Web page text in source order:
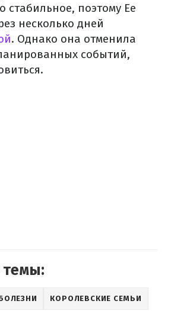
стабильное, поэтому Ее
несколько дней
. Однако она отменила
событий,
КОРОЛЕВСКИЕ СЕМЬИ